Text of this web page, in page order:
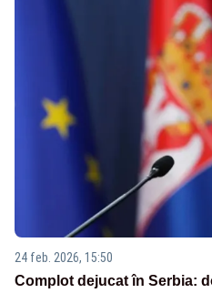
24 feb. 2026, 15:50
Complot dejucat în Serbia: